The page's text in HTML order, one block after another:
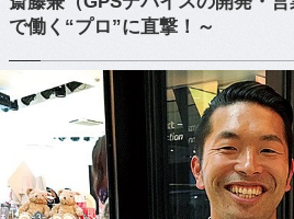
で働く“プロ”に直撃！～